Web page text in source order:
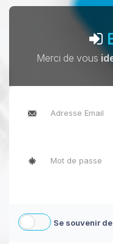
Merci de vous
Se souvenir